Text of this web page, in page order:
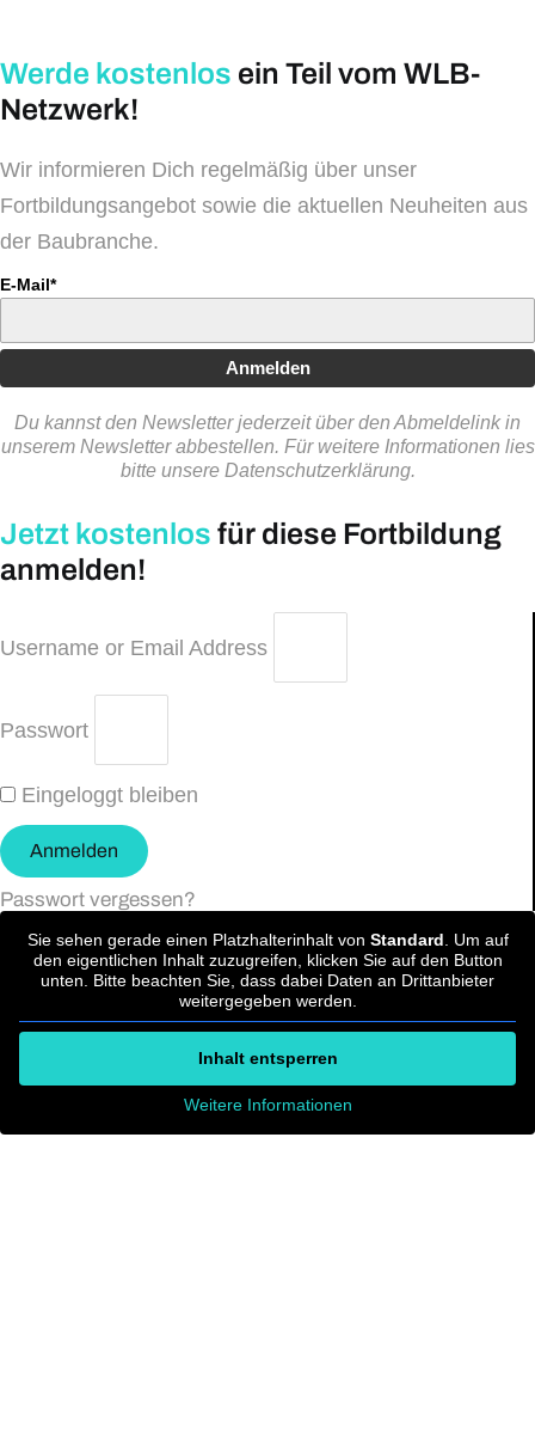
Werde kostenlos ein Teil vom WLB-
Netzwerk!
Wir informieren Dich regelmäßig über unser
Fortbildungsangebot sowie die aktuellen Neuheiten aus
der Baubranche.
E-Mail*
Anmelden
Du kannst den Newsletter jederzeit über den Abmeldelink in
unserem Newsletter abbestellen. Für weitere Informationen lies
bitte unsere Datenschutzerklärung.
Jetzt kostenlos für diese Fortbildung
anmelden!
Username or Email Address
Passwort
Eingeloggt bleiben
Anmelden
Passwort vergessen?
Sie sehen gerade einen Platzhalterinhalt von Standard. Um auf
den eigentlichen Inhalt zuzugreifen, klicken Sie auf den Button
unten. Bitte beachten Sie, dass dabei Daten an Drittanbieter
weitergegeben werden.
Inhalt entsperren
Weitere Informationen